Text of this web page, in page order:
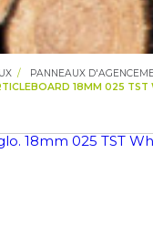
PANNEAUX
18MM 025